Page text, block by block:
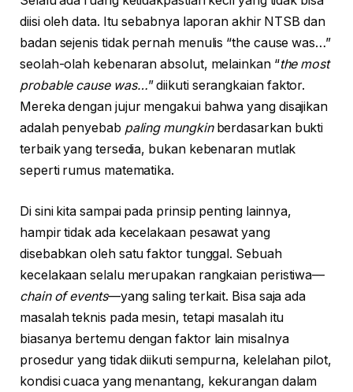
diisi oleh data. Itu sebabnya laporan akhir NTSB dan
badan sejenis tidak pernah menulis “the cause was…”
seolah-olah kebenaran absolut, melainkan “the most
probable cause was…” diikuti serangkaian faktor.
Mereka dengan jujur mengakui bahwa yang disajikan
adalah penyebab paling mungkinberdasarkan bukti
terbaik yang tersedia, bukan kebenaran mutlak
seperti rumus matematika.
Di sini kita sampai pada prinsip penting lainnya,
hampir tidak ada kecelakaan pesawat yang
disebabkan oleh satu faktor tunggal. Sebuah
kecelakaan selalu merupakan rangkaian peristiwa—
chain of events—yang saling terkait. Bisa saja ada
masalah teknis pada mesin, tetapi masalah itu
biasanya bertemu dengan faktor lain misalnya
prosedur yang tidak diikuti sempurna, kelelahan pilot,
kondisi cuaca yang menantang, kekurangan dalam